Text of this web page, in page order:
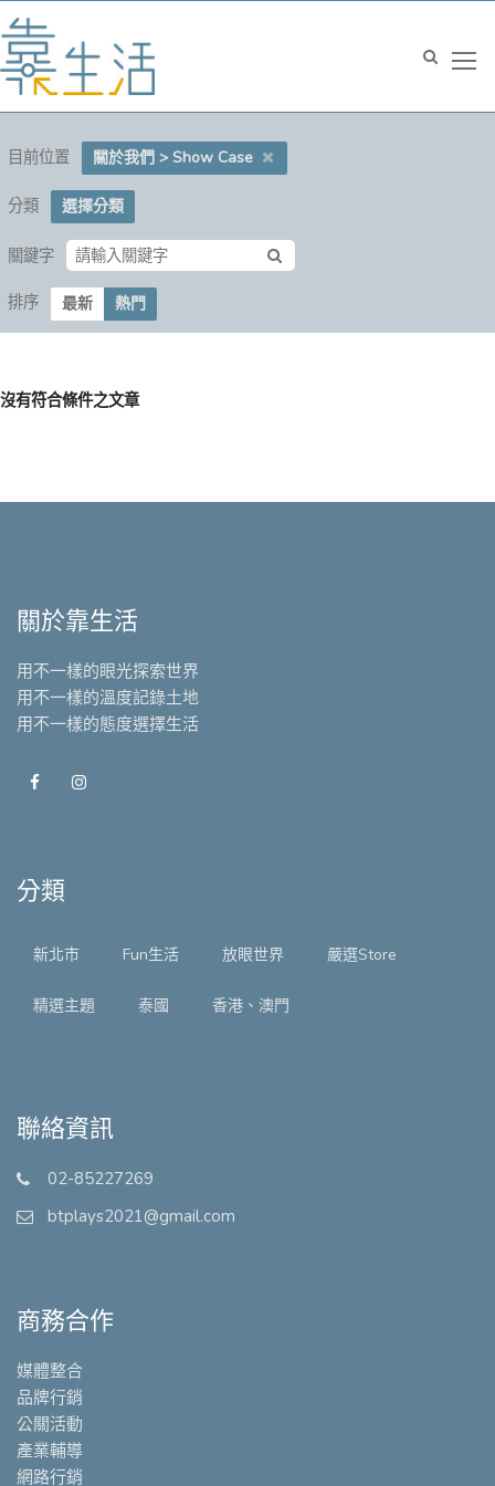
目前位置 關於我們 > Show Case
分類 選擇分類
關鍵字
排序 最新 熱門
沒有符合條件之文章
關於靠生活
用不一樣的眼光探索世界
用不一樣的溫度記錄土地
用不一樣的態度選擇生活
分類
新北市 Fun生活 放眼世界 嚴選Store
精選主題 泰國 香港、澳門
聯絡資訊
02-85227269
btplays2021@gmail.com
商務合作
媒體整合
品牌行銷
公關活動
產業輔導
網路行銷